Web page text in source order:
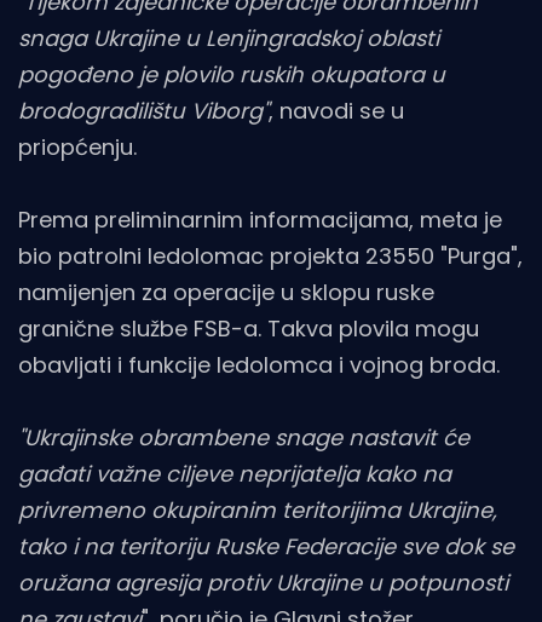
snaga Ukrajine u Lenjingradskoj oblasti
pogođeno je plovilo ruskih okupatora u
brodogradilištu Viborg", navodi se u
priopćenju.
Prema preliminarnim informacijama, meta je
bio patrolni ledolomac projekta 23550 "Purga",
namijenjen za operacije u sklopu ruske
granične službe FSB-a. Takva plovila mogu
obavljati i funkcije ledolomca i vojnog broda.
"Ukrajinske obrambene snage nastavit će
gađati važne ciljeve neprijatelja kako na
privremeno okupiranim teritorijima Ukrajine,
tako i na teritoriju Ruske Federacije sve dok se
oružana agresija protiv Ukrajine u potpunosti